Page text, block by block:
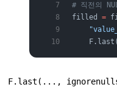
# 직전의
filled =
    F.last(
F.last(...,